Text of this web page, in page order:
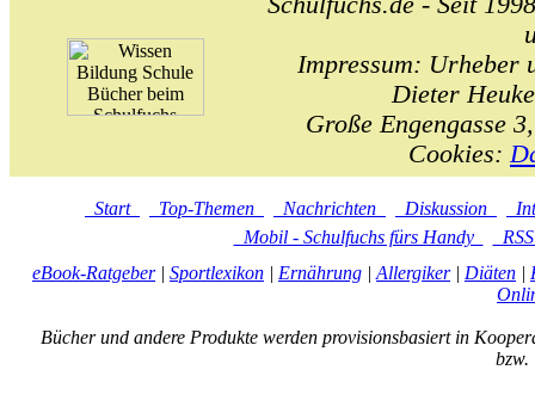
Impressum: Urheber
Dieter
Große Engengasse
Cookies:
Start Top-Themen Nachrichten Diskussion
Mobil - Schulfuchs fürs Handy
eBook-Ratgeber| Sportlexikon | Ernährung | Allergiker| Diäten |
Bücher und andere Produkte werden provisionsbasiert in
bzw.